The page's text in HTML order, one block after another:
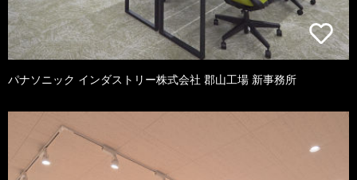
パナソニック インダストリー株式会社 郡山工場 新事務所